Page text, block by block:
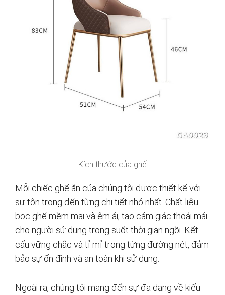
Kích thước của ghế
Mỗi chiếc ghế ăn của chúng tôi được thiết kế với
sự tôn trọng đến từng chi tiết nhỏ nhất. Chất liệu
bọc ghế mềm mại và êm ái, tạo cảm giác thoải mái
cho người sử dụng trong suốt thời gian ngồi. Kết
cấu vững chắc và tỉ mỉ trong từng đường nét, đảm
bảo sự ổn định và an toàn khi sử dụng.
Ngoài ra, chúng tôi mang đến sự đa dạng về kiểu